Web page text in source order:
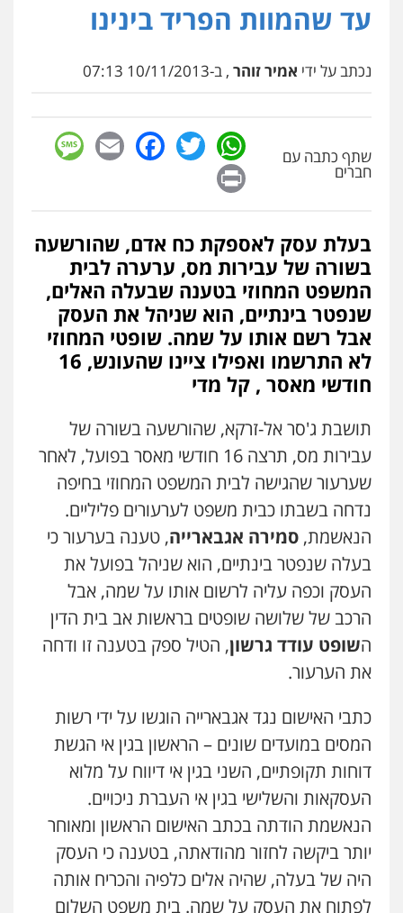
עד שהמוות הפריד בינינו
נכתב על ידי אמיר זוהר , ב-10/11/2013 07:13
שתף כתבה עם
חברים
WhatsApp
Twitter
Facebook
Email
בעלת עסק לאספקת כח אדם, שהורשעה
בשורה של עבירות מס, ערערה לבית
המשפט המחוזי בטענה שבעלה האלים,
שנפטר בינתיים, הוא שניהל את העסק
אבל רשם אותו על שמה. שופטי המחוזי
לא התרשמו ואפילו ציינו שהעונש, 16
חודשי מאסר , קל מדי
תושבת ג'סר אל-זרקא, שהורשעה בשורה של
עבירות מס, תרצה 16 חודשי מאסר בפועל, לאחר
שערעור שהגישה לבית המשפט המחוזי בחיפה
נדחה בשבתו כבית משפט לערעורים פליליים.
הנאשמת, סמירה אגבארייה, טענה בערעור כי
בעלה שנפטר בינתיים, הוא שניהל בפועל את
העסק וכפה עליה לרשום אותו על שמה, אבל
הרכב של שלושה שופטים בראשות אב בית הדין
השופט עודד גרשון, הטיל ספק בטענה זו ודחה
את הערעור.
כתבי האישום נגד אגבארייה הוגשו על ידי רשות
המסים במועדים שונים – הראשון בגין אי הגשת
דוחות תקופתיים, השני בגין אי דיווח על מלוא
העסקאות והשלישי בגין אי העברת ניכויים.
הנאשמת הודתה בכתב האישום הראשון ומאוחר
יותר ביקשה לחזור מהודאתה, בטענה כי העסק
היה של בעלה, שהיה אלים כלפיה והכריח אותה
לפתוח את העסק על שמה. בית משפט השלום